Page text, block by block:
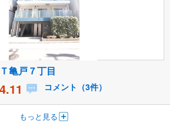
亀戸７丁目
4.11 コメント（3件）
もっと見る